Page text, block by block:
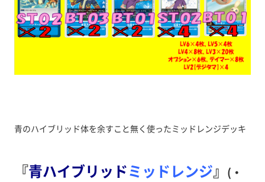
青のハイブリッド体を余すこと無く使ったミッドレンジデッキ
『青ハイブリッドミッドレンジ』 (・